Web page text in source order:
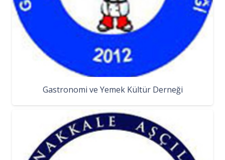
Gastronomi ve Yemek Kültür Derneği